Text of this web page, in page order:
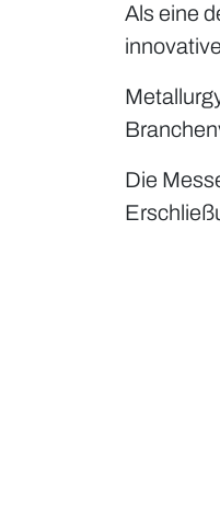
Als eine
Die